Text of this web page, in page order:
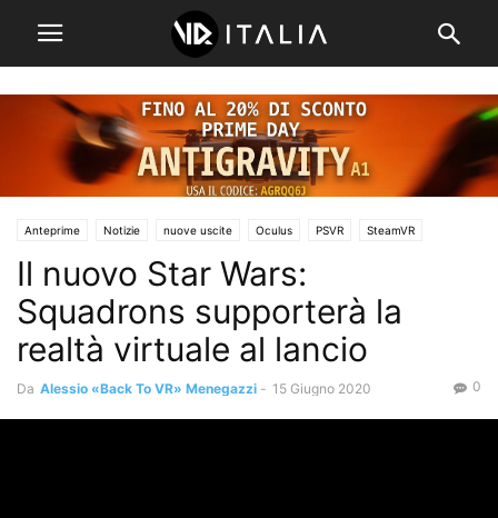
Anteprime Notizie nuove uscite Oculus PSVR SteamVR
Il nuovo Star Wars:
Squadrons supporterà la
realtà virtuale al lancio
Da Alessio «Back To VR» Menegazzi - 15 Giugno 2020 0